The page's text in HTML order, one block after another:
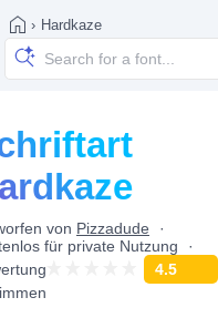
› Hardkaze
von Pizzadude
für private Nutzung
4.5